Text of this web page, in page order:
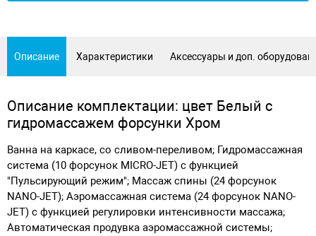
Описание Характеристики Аксессуары и доп.
Описание комплектации: цвет Белый с
гидромассажем форсунки Хром
Ванна на каркасе, со сливом-переливом; Гидромассажная
система (10 форсунок MICRO-JET) с функцией
"Пульсирующий режим"; Массаж спины (24 форсунок
NANO-JET); Аэромассажная система (24 форсунок NANO-
JET) с функцией регулировки интенсивности массажа;
Автоматическая продувка аэромассажной системы;